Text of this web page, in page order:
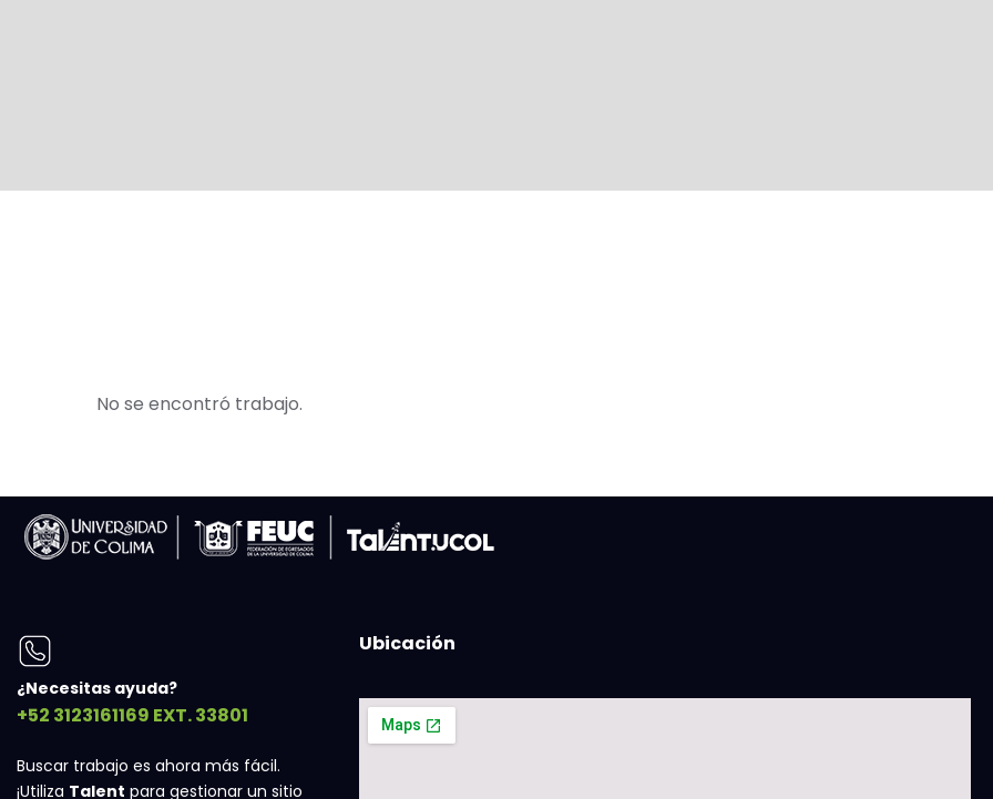
No se encontró trabajo.
¿Necesitas ayuda?
+52 3123161169 EXT. 33801
Buscar trabajo es ahora más fácil.
¡Utiliza Talent para gestionar un sitio
Ubicación